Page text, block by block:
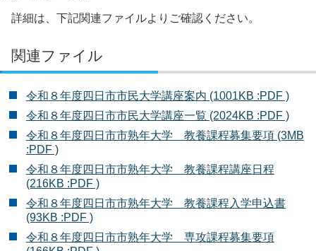
詳細は、下記関連ファイルよりご確認ください。
関連ファイル
令和８年度四日市市民大学講座案内 (1001KB :PDF )
令和８年度四日市市民大学講座一覧 (2024KB :PDF )
令和８年度四日市市熟年大学 教養課程募集要項 (3MB
:PDF )
令和８年度四日市市熟年大学 教養課程講座日程
(216KB :PDF )
令和８年度四日市市熟年大学 教養課程入学申込書
(93KB :PDF )
令和８年度四日市市熟年大学 専攻課程募集要項